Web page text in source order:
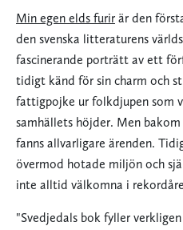
Min egen elds furir är den
den svenska litteraturens
fascinerande porträtt av ett
tidigt känd för sin charm och
fattigpojke ur folkdjupen som
samhällets höjder. Men
fanns allvarligare ärenden.
övermod hotade miljön och
inte alltid välkomna i
"Svedjedals bok fyller